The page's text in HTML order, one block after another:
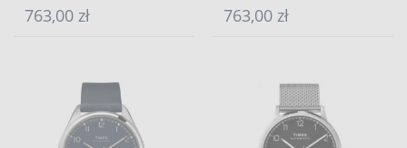
763,00 zł 763,00 zł